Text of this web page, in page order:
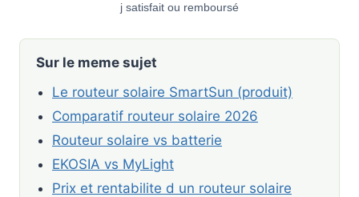
j satisfait ou remboursé
Sur le meme sujet
Le routeur solaire SmartSun (produit)
Comparatif routeur solaire 2026
Routeur solaire vs batterie
EKOSIA vs MyLight
Prix et rentabilite d un routeur solaire